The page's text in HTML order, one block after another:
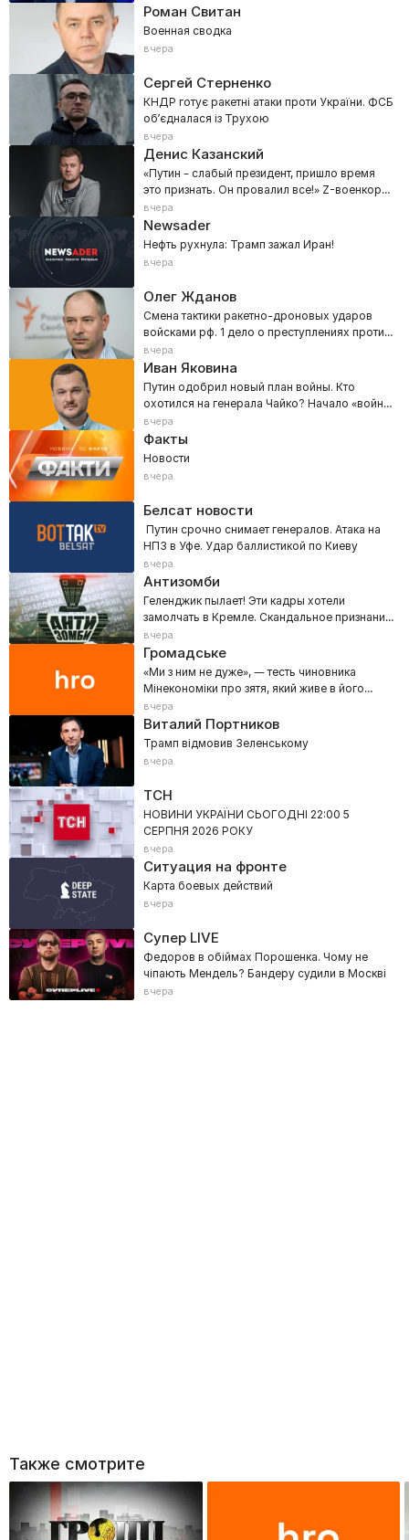
Роман Свитан
Военная сводка
вчера
Сергей Стерненко
КНДР готує ракетні атаки проти України. ФСБ
обʼєдналася із Трухою
вчера
Денис Казанский
«Путин – слабый президент, пришло время
это признать. Он провалил все!» Z-военкора
прорвало в эфире
вчера
Newsader
Нефть рухнула: Трамп зажал Иран!
вчера
Олег Жданов
Смена тактики ракетно-дроновых ударов
войсками рф. 1 дело о преступлениях против
человечности
вчера
Иван Яковина
Путин одобрил новый план войны. Кто
охотился на генерала Чайко? Начало «войны
городов»
вчера
Факты
Новости
вчера
Белсат новости
Путин срочно снимает генералов. Атака на
НПЗ в Уфе. Удар баллистикой по Киеву
вчера
Антизомби
Геленджик пылает! Эти кадры хотели
замолчать в Кремле. Скандальное признание
Кузичева вне эфира
вчера
Громадське
«Ми з ним не дуже», — тесть чиновника
Мінекономіки про зятя, який живе в його
будинку в Козині
вчера
Виталий Портников
Трамп відмовив Зеленському
вчера
ТСН
НОВИНИ УКРАЇНИ СЬОГОДНІ 22:00 5
СЕРПНЯ 2026 РОКУ
вчера
Ситуация на фронте
Карта боевых действий
вчера
Супер LIVE
Федоров в обіймах Порошенка. Чому не
чіпають Мендель? Бандеру судили в Москві
вчера
Также смотрите